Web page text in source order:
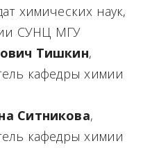
химических наук,
СУНЦ МГУ
Тишкин,
кафедры химии
Ситникова,
кафедры химии